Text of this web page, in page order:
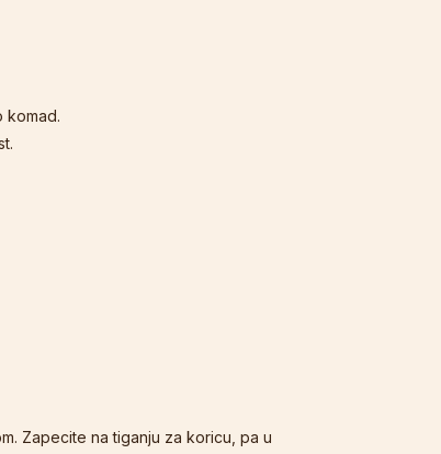
komad.
Zapecite na tiganju za koricu, pa u